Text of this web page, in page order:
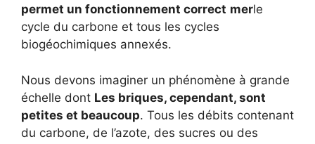
permet un fonctionnement correct merle
cycle du carbone et tous les cycles
biogéochimiques annexés.
Nous devons imaginer un phénomène à grande
échelle dont Les briques, cependant, sont
petites et beaucoup. Tous les débits contenant
du carbone, de l’azote, des sucres ou des